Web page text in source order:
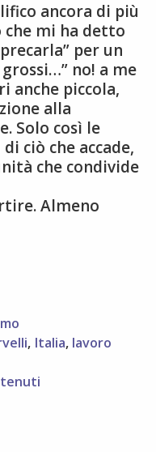
ancora di più
che mi ha detto
per un
no! a me
anche piccola,
alla
Solo così le
ciò che accade,
che condivide
Almeno
, Italia, lavoro